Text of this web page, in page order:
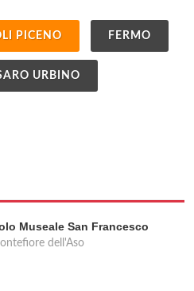
PICENO FERMO
URBINO
Museale San Francesco
dell'Aso